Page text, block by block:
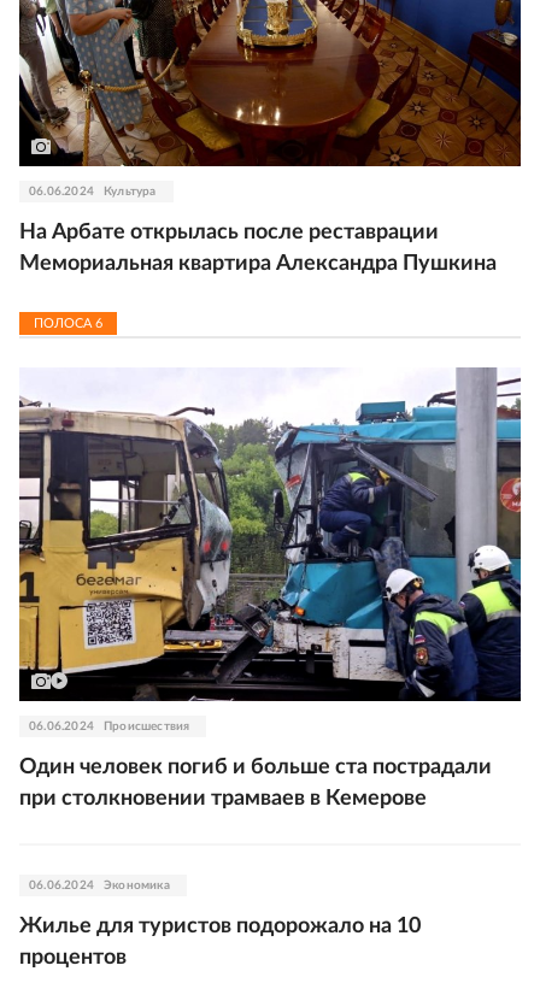
06.06.2024 Культура
На Арбате открылась после реставрации
Мемориальная квартира Александра Пушкина
ПОЛОСА 6
06.06.2024 Происшествия
Один человек погиб и больше ста пострадали
при столкновении трамваев в Кемерове
06.06.2024 Экономика
Жилье для туристов подорожало на 10
процентов